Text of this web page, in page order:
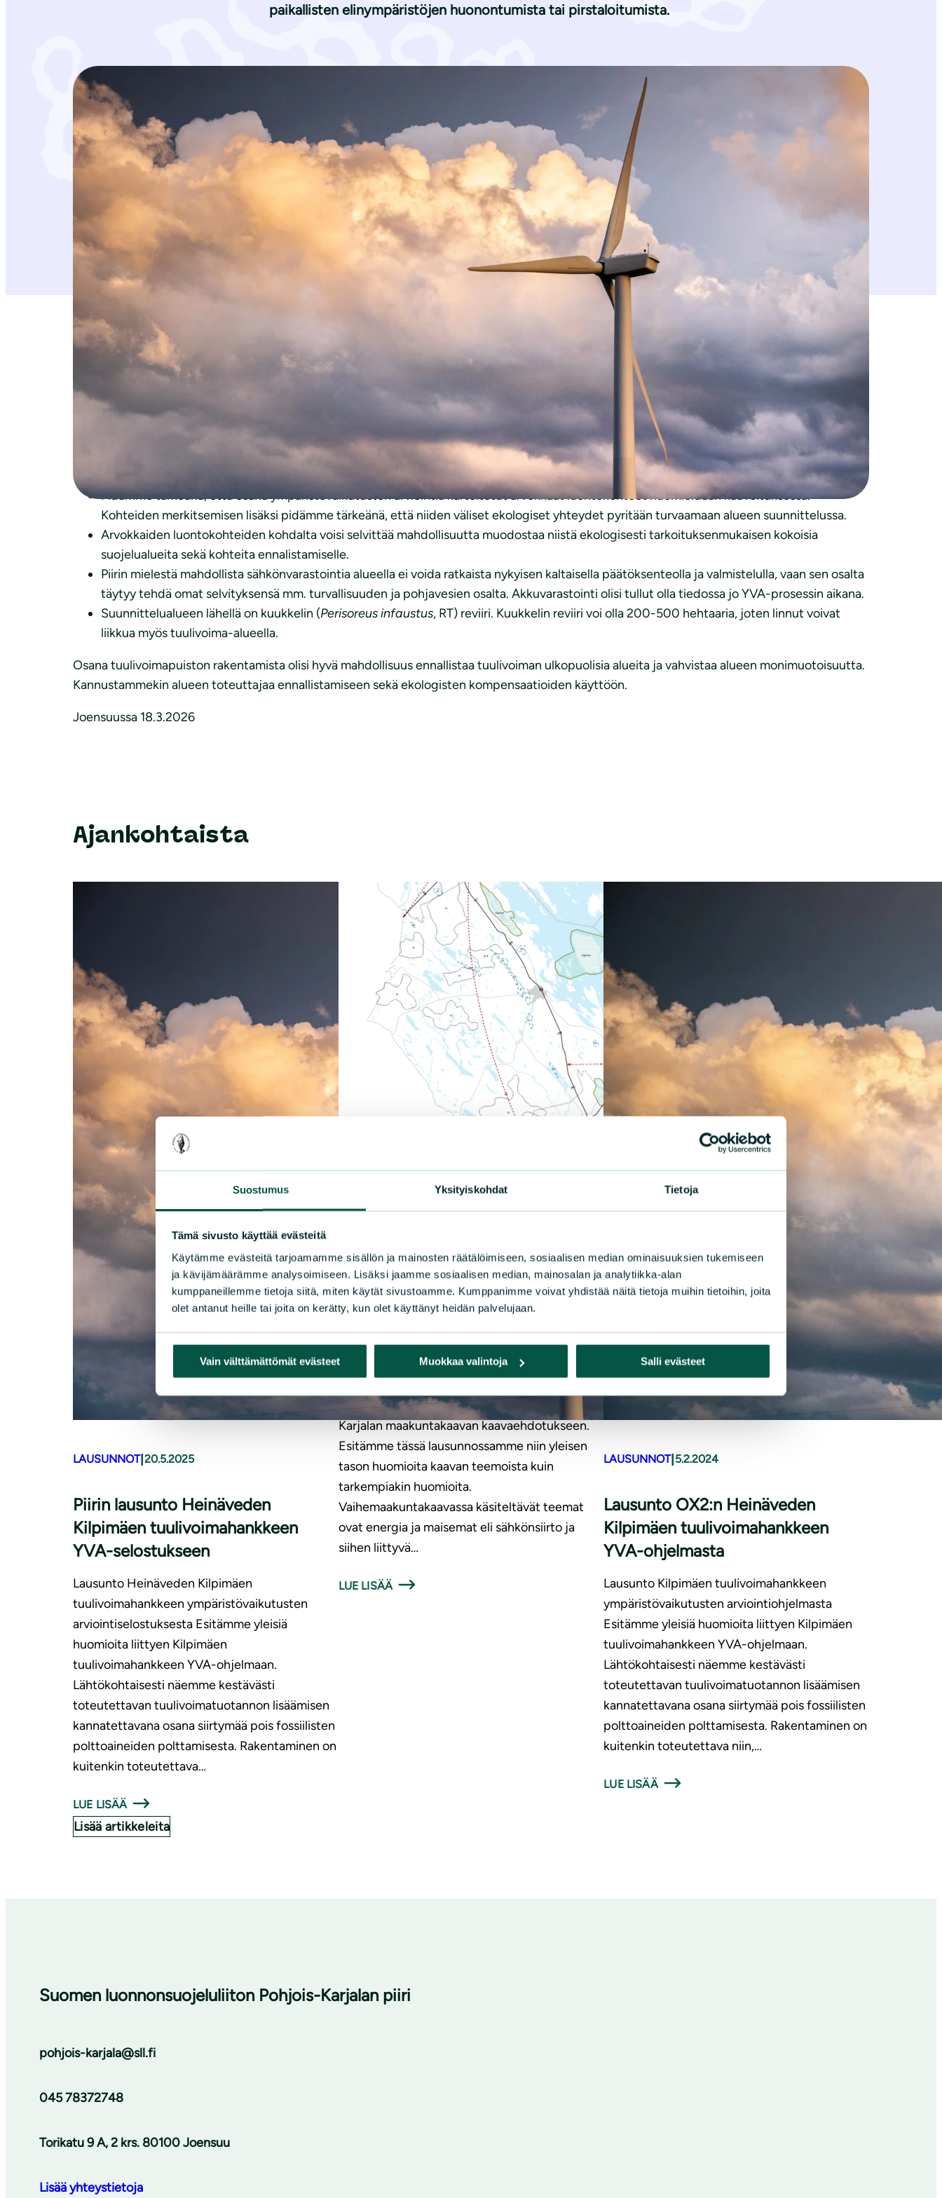
Suostumus Yksityiskohdat Tietoja
Tämä sivusto käyttää evästeitä
Käytämme evästeitä tarjoamamme sisällön ja mainosten räätälöimiseen, sosiaalisen median ominaisuuksien tukemiseen
ja kävijämäärämme analysoimiseen. Lisäksi jaamme sosiaalisen median, mainosalan ja analytiikka-alan
kumppaneillemme tietoja siitä, miten käytät sivustoamme. Kumppanimme voivat yhdistää näitä tietoja muihin tietoihin, joita
olet antanut heille tai joita on kerätty, kun olet käyttänyt heidän palvelujaan.
Vain välttämättömät evästeet Muokkaa valintoja Salli evästeet
paikallisten elinympäristöjen huonontumista tai pirstaloitumista.
Lausunto Heinäveden Kilpimäen tuulivoimapuiston osayleiskaavan ja Heinäveden järvialueiden osittaisen rantayleiskaavan kumoamisen
ehdotusvaiheeseen
Lähtökohtaisesti näemme kestävästi toteutettavan tuulivoimatuotannon lisäämisen kannatettavana osana siirtymää pois fossiilisten
polttoaineiden polttamisesta. Rakentaminen on kuitenkin toteutettava niin, ettei se aiheuta luontokatoa ja paikallisten elinympäristöjen
huonontumista tai pirstaloitumista.
Kilpimäen tuulivoimapuiston osayleiskaavaan lausumme huomioimanne seuraavaa:
Pidämme tärkeänä, että osana ympäristövaikutusten arviointia kartoitetut arvokkaat luontokohteet huomioidaan kaavoituksessa.
Kohteiden merkitsemisen lisäksi pidämme tärkeänä, että niiden väliset ekologiset yhteydet pyritään turvaamaan alueen suunnittelussa.
Arvokkaiden luontokohteiden kohdalta voisi selvittää mahdollisuutta muodostaa niistä ekologisesti tarkoituksenmukaisen kokoisia
suojelualueita sekä kohteita ennalistamiselle.
Piirin mielestä mahdollista sähkönvarastointia alueella ei voida ratkaista nykyisen kaltaisella päätöksenteolla ja valmistelulla, vaan sen osalta
täytyy tehdä omat selvityksensä mm. turvallisuuden ja pohjavesien osalta. Akkuvarastointi olisi tullut olla tiedossa jo YVA-prosessin aikana.
Suunnittelualueen lähellä on kuukkelin (Perisoreus infaustus, RT) reviiri. Kuukkelin reviiri voi olla 200-500 hehtaaria, joten linnut voivat
liikkua myös tuulivoima-alueella.
Osana tuulivoimapuiston rakentamista olisi hyvä mahdollisuus ennallistaa tuulivoiman ulkopuolisia alueita ja vahvistaa alueen monimuotoisuutta.
Kannustammekin alueen toteuttajaa ennallistamiseen sekä ekologisten kompensaatioiden käyttöön.
Joensuussa 18.3.2026
Ajankohtaista
LAUSUNNOT| 20.5.2025
Piirin lausunto Heinäveden
Kilpimäen tuulivoimahankkeen
YVA-selostukseen
Lausunto Heinäveden Kilpimäen
tuulivoimahankkeen ympäristövaikutusten
arviointiselostuksesta Esitämme yleisiä
huomioita liittyen Kilpimäen
tuulivoimahankkeen YVA-ohjelmaan.
Lähtökohtaisesti näemme kestävästi
toteutettavan tuulivoimatuotannon lisäämisen
kannatettavana osana siirtymää pois fossiilisten
polttoaineiden polttamisesta. Rakentaminen on
kuitenkin toteutettava…
LUE LISÄÄ
LAUSUNNOT|5.5.2025
Piirin muistutus Pohjois-Karjalan
maakuntakaavan 2. vaiheen
kaavaehdotukseen
Kiitämme mahdollisuudesta lausua Pohjois-
Karjalan maakuntakaavan kaavaehdotukseen.
Esitämme tässä lausunnossamme niin yleisen
tason huomioita kaavan teemoista kuin
tarkempiakin huomioita.
Vaihemaakuntakaavassa käsiteltävät teemat
ovat energia ja maisemat eli sähkönsiirto ja
siihen liittyvä…
LUE LISÄÄ
LAUSUNNOT| 5.2.2024
Lausunto OX2:n Heinäveden
Kilpimäen tuu­li­voi­ma­hank­keen
YVA-ohjelmasta
Lausunto Kilpimäen tuulivoimahankkeen
ympäristövaikutusten arviointiohjelmasta
Esitämme yleisiä huomioita liittyen Kilpimäen
tuulivoimahankkeen YVA-ohjelmaan.
Lähtökohtaisesti näemme kestävästi
toteutettavan tuulivoimatuotannon lisäämisen
kannatettavana osana siirtymää pois fossiilisten
polttoaineiden polttamisesta. Rakentaminen on
kuitenkin toteutettava niin,…
LUE LISÄÄ
Lisää artikkeleita
Suomen luonnonsuojeluliiton Pohjois-Karjalan piiri
pohjois-karjala@sll.fi
045 78372748
Torikatu 9 A, 2 krs. 80100 Joensuu
Lisää yhteystietoja